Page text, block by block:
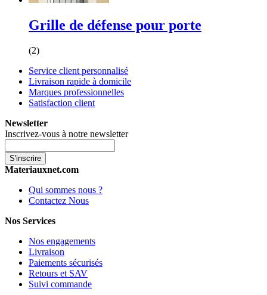
Grille de défense pour porte
(2)
Service client personnalisé
Livraison rapide à domicile
Marques professionnelles
Satisfaction client
Newsletter
Inscrivez-vous à notre newsletter
S'inscrire
Materiauxnet.com
Qui sommes nous ?
Contactez Nous
Nos Services
Nos engagements
Livraison
Paiements sécurisés
Retours et SAV
Suivi commande